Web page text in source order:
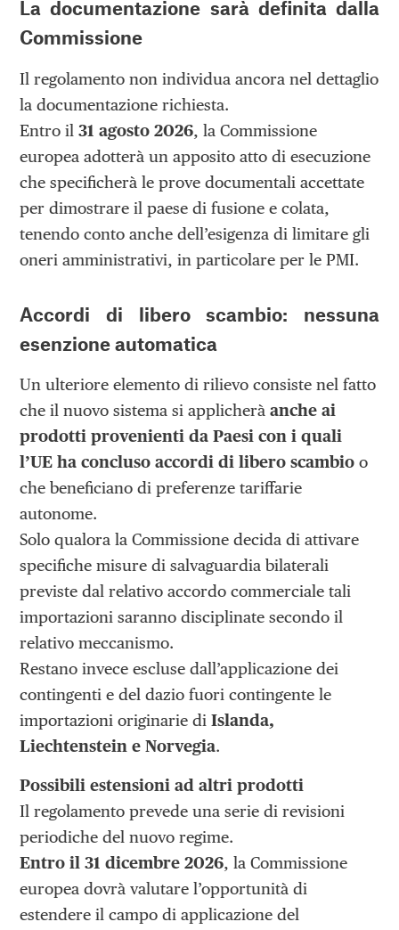
La documentazione sarà definita dalla
Commissione
Il regolamento non individua ancora nel dettaglio
la documentazione richiesta.
Entro il31 agosto 2026, la Commissione
europea adotterà un apposito atto di esecuzione
che specificherà le prove documentali accettate
per dimostrare il paese di fusione e colata,
tenendo conto anche dell’esigenza di limitare gli
oneri amministrativi, in particolare per le PMI.
Accordi di libero scambio: nessuna
esenzione automatica
Un ulteriore elemento di rilievo consiste nel fatto
che il nuovo sistema si applicheràanche ai
prodotti provenienti da Paesi con i quali
l’UE ha concluso accordi di libero scambio o
che beneficiano di preferenze tariffarie
autonome.
Solo qualora la Commissione decida di attivare
specifiche misure di salvaguardia bilaterali
previste dal relativo accordo commerciale tali
importazioni saranno disciplinate secondo il
relativo meccanismo.
Restano invece escluse dall’applicazione dei
contingenti e del dazio fuori contingente le
importazioni originarie diIslanda,
Liechtenstein e Norvegia.
Possibili estensioni ad altri prodotti
Il regolamento prevede una serie di revisioni
periodiche del nuovo regime.
Entro il 31 dicembre 2026, la Commissione
europea dovrà valutare l’opportunità di
estendere il campo di applicazione del